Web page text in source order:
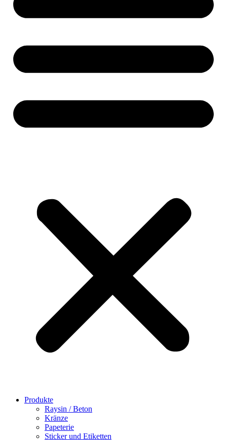
Produkte
Raysin / Beton
Kränze
Papeterie
Sticker und Etiketten